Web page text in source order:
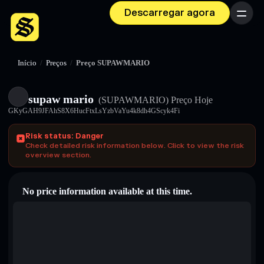
Descarregar agora Menu
Início / Preços / Preço SUPAWMARIO
supaw mario (SUPAWMARIO) Preço Hoje
GKyGAH9JFAhS8X6HucFtxLsYzbVaYu4k8dh4GScyk4Fi
Risk status: Danger
Check detailed risk information below. Click to view the risk
overview section.
No price information available at this time.